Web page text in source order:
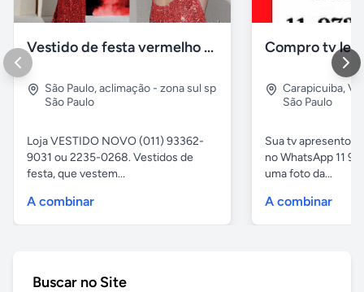
Vestido de festa vermelho com brilho e pedraria
São Paulo,aclimação - zona sul sp
São Paulo
Loja VESTIDO NOVO (011) 93362-
9031 ou 2235-0268. Vestidos de
festa, que vestem...
A combinar
Compro tv
Carapicuiba,
São Paulo
Sua tv apresentou
no WhatsApp 11
uma foto da...
A combinar
Buscar no Site